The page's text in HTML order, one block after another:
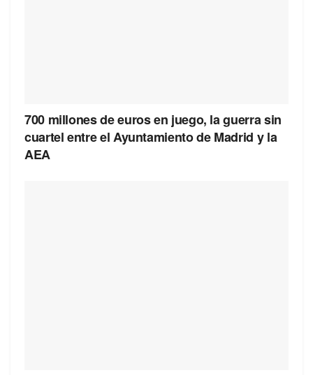
700 millones de euros en juego, la guerra sin
cuartel entre el Ayuntamiento de Madrid y la
AEA